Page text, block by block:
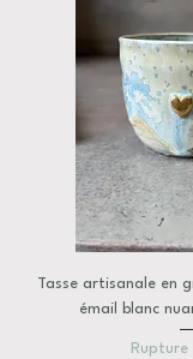
Tasse artisanale en
émail blanc